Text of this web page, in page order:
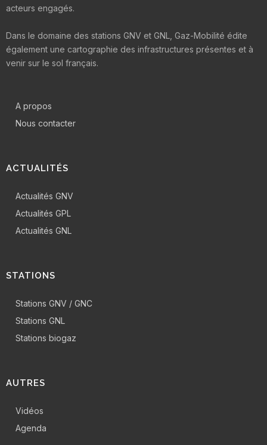
acteurs engagés.
Dans le domaine des stations GNV et GNL, Gaz-Mobilité édite
également une cartographie des infrastructures présentes et à
venir sur le sol français.
A propos
Nous contacter
ACTUALITÉS
Actualités GNV
Actualités GPL
Actualités GNL
STATIONS
Stations GNV / GNC
Stations GNL
Stations biogaz
AUTRES
Vidéos
Agenda